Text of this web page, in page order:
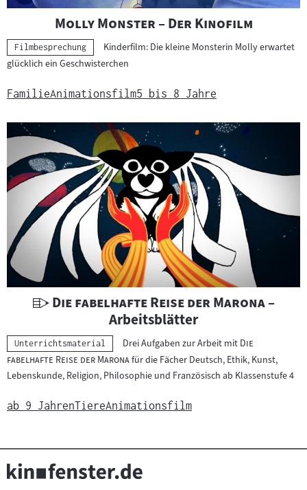
"
Molly Monster – Der Kinofilm"
Kategorie:
Filmbesprechung
Kinderfilm: Die kleine Monsterin Molly erwartet
glücklich ein Geschwisterchen
FamilieAnimationsfilm5 bis 8 Jahre
U
t
e
r
i
s
"
Die fabelhafte Reise der Marona"
–
Arbeitsblätter
Kategorie:
Unterrichtsmaterial Drei Aufgaben zur Arbeit mit "Die
fabelhafte Reise der Marona"für die Fächer Deutsch, Ethik, Kunst,
Lebenskunde, Religion, Philosophie und Französisch ab Klassenstufe 4
ab 9 JahrenTiereAnimationsfilm